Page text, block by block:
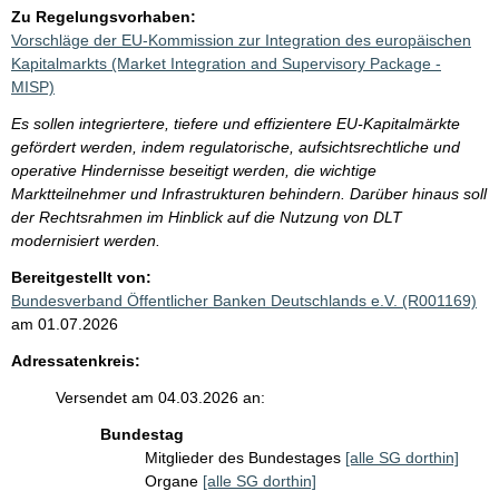
Zu Regelungsvorhaben:
Vorschläge der EU-Kommission zur Integration des europäischen
Kapitalmarkts (Market Integration and Supervisory Package -
MISP)
Es sollen integriertere, tiefere und effizientere EU-Kapitalmärkte
gefördert werden, indem regulatorische, aufsichtsrechtliche und
operative Hindernisse beseitigt werden, die wichtige
Marktteilnehmer und Infrastrukturen behindern. Darüber hinaus soll
der Rechtsrahmen im Hinblick auf die Nutzung von DLT
modernisiert werden.
Bereitgestellt von:
Bundesverband Öffentlicher Banken Deutschlands e.V. (R001169)
am 01.07.2026
Adressatenkreis:
Versendet am 04.03.2026 an:
Bundestag
Mitglieder des Bundestages [alle SG dorthin]
Organe [alle SG dorthin]